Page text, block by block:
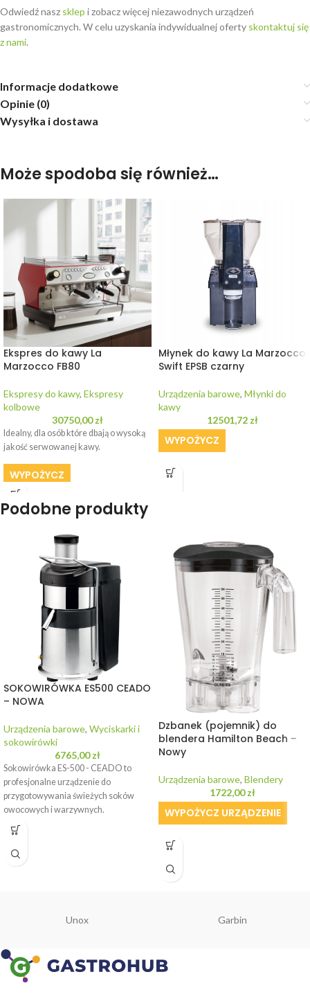
Odwiedź nasz sklep i zobacz więcej niezawodnych urządzeń
gastronomicznych. W celu uzyskania indywidualnej oferty skontaktuj się
z nami.
Informacje dodatkowe
Opinie (0)
Wysyłka i dostawa
Może spodoba się również…
Ekspres do kawy La
Marzocco FB80
Ekspresy do kawy, Ekspresy
kolbowe
30750,00zł
Idealny, dla osób które dbają o wysoką
jakość serwowanej kawy.
WYPOŻYCZ
Młynek do kawy La Marzocco
Swift EPSB czarny
Urządzenia barowe, Młynki do
kawy
12501,72 zł
WYPOŻYCZ
Podobne produkty
SOKOWIRÓWKA ES500 CEADO
– NOWA
Urządzenia barowe, Wyciskarki i
sokowirówki
6765,00zł
Sokowirówka ES-500 - CEADO to
profesjonalne urządzenie do
przygotowywania świeżych soków
owocowych i warzywnych.
WYPOŻYCZ URZĄDZENIE
Dzbanek (pojemnik) do
blendera Hamilton Beach –
Nowy
Urządzenia barowe, Blendery
1722,00zł
WYPOŻYCZ URZĄDZENIE
Unox Garbin